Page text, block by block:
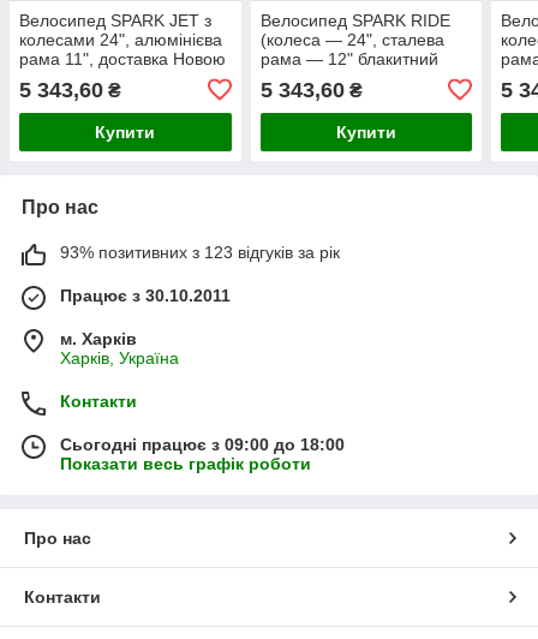
Велосипед SPARK JET з
колесами 24", алюмінієва
рама 11", доставка Новою
5 343,60 ₴
Купити
Велосипед SPARK RIDE
(колеса — 24", сталева
рама — 12" блакитний
Новою Поштою)
5 343,60₴
Купити
5
Про нас
93% позитивних з 123 відгуків за рік
Працює з 30.10.2011
м. Харків
Харків, Україна
Контакти
Сьогодні працює з 09:00 до 18:00
Показати весь графік роботи
Про нас
Контакти